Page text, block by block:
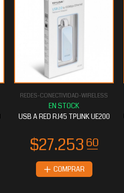
REDES-CONECTIVIDAD-WIRELESS
USB A RED RJ45 TPLINK UE200
COMPRAR